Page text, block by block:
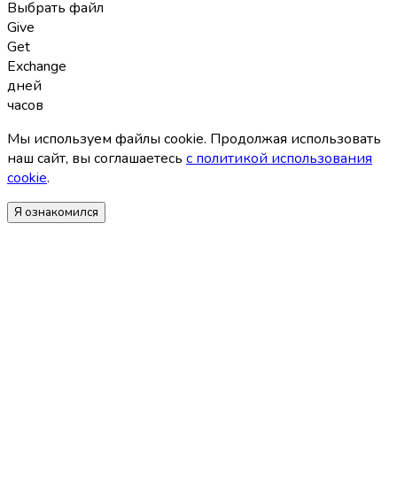
Выбрать файл
Give
Get
Exchange
дней
часов
Мы используем файлы coоkie. Продолжая использовать
наш сайт, вы соглашаетесь с политикой использования
coоkie.